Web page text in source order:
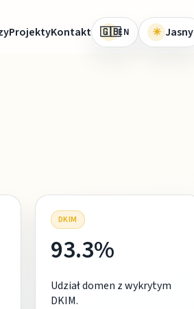
ProjektyKontakt 🇬🇧EN ☀ Jasny
DKIM
93.3%
Udział domen z wykrytym
DKIM.